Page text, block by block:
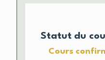
Statut du
Cours